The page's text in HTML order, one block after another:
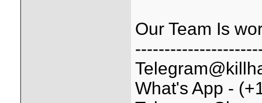
Our Team Is
What's App -